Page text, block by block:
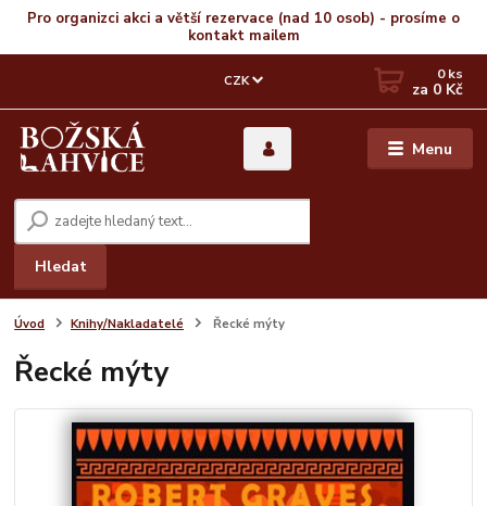
Pro organizci akci a větší rezervace (nad 10 osob) - prosíme o
kontakt mailem
Menu
CZK
Hledat
0ks
za 0 Kč
Úvod Knihy/Nakladatelé Řecké mýty
Řecké mýty